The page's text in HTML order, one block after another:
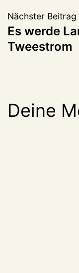
Nächster Beitrag
Es werde
Tweestrom
Deine